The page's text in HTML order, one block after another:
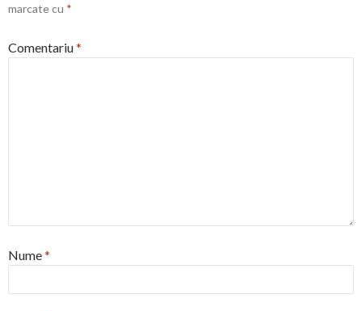
marcate cu *
Comentariu*
Nume*